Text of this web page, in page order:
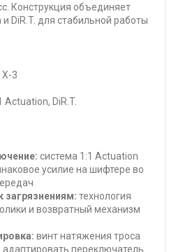
Конструкция объединяет
DiR.T. для стабильной работы
X-3
Actuation, DiR.T.
система 1:1 Actuation
усилие на шифтере во
загрязнениям: технология
и возвратный механизм
винт натяжения троса
переключатель